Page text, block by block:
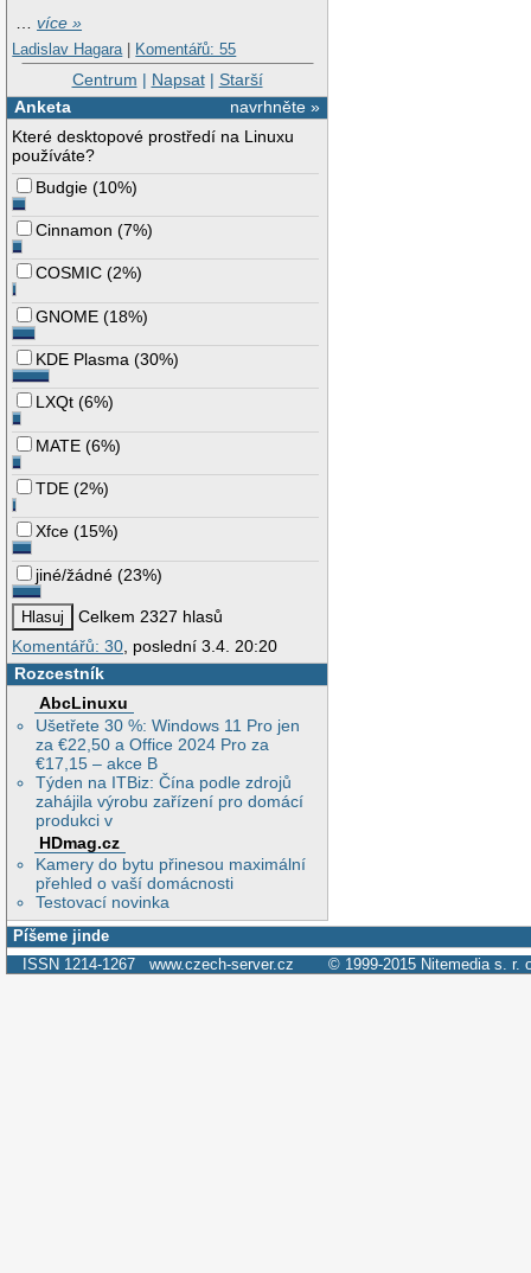
…více »
Ladislav Hagara | Komentářů: 55
Centrum | Napsat| Starší
navrhněte »
Anketa
Které desktopové prostředí na Linuxu
používáte?
Budgie (10%)
Cinnamon (7%)
COSMIC (2%)
GNOME (18%)
KDE Plasma (30%)
LXQt (6%)
MATE (6%)
TDE (2%)
Xfce (15%)
jiné/žádné (23%)
Celkem 2327 hlasů
Komentářů: 30, poslední 3.4. 20:20
Rozcestník
AbcLinuxu
Ušetřete 30 %: Windows 11 Pro jen
za €22,50 a Office 2024 Pro za
€17,15 – akce B
Týden na ITBiz: Čína podle zdrojů
zahájila výrobu zařízení pro domácí
produkci v
HDmag.cz
Kamery do bytu přinesou maximální
přehled o vaší domácnosti
Testovací novinka
Píšeme jinde
ISSN 1214-1267 www.czech-server.cz © 1999-2015 Nitemedia s. r.